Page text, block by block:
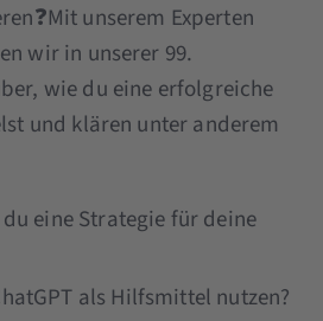
unserem Experten
wir in unserer 99.
wie du eine erfolgreiche
und klären unter anderem
eine Strategie für deine
als Hilfsmittel nutzen?